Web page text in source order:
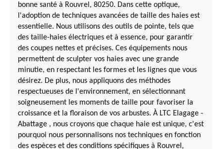
bonne santé à Rouvrel, 80250. Dans cette optique,
l'adoption de techniques avancées de taille des haies est
essentielle. Nous utilisons des outils de pointe, tels que
des taille-haies électriques et à essence, pour garantir
des coupes nettes et précises. Ces équipements nous
permettent de sculpter vos haies avec une grande
minutie, en respectant les formes et les lignes que vous
désirez. De plus, nous appliquons des méthodes
respectueuses de l'environnement, en sélectionnant
soigneusement les moments de taille pour favoriser la
croissance et la floraison de vos arbustes. À LTC Elagage -
Abattage , nous croyons que chaque haie est unique, c'est
pourquoi nous personnalisons nos techniques en fonction
des espèces et des conditions spécifiques à Rouvrel,